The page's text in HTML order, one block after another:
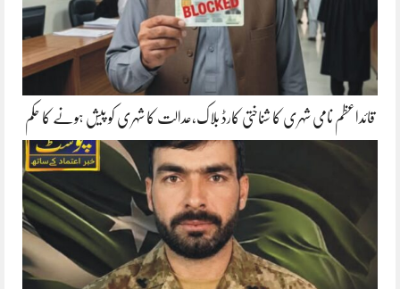
قائداعظم نامی شہری کا شناختی کارڈ بلاک،عدالت کا شہری کو پیش ہونے کا حکم